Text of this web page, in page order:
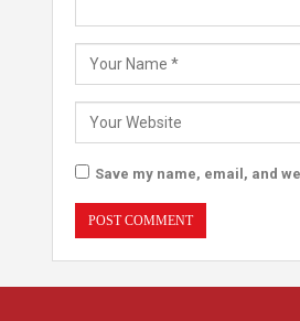
Save my name, email, and